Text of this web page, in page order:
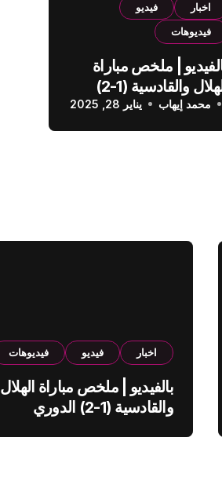
اخبار
فيديو
فيديوهات
| ملخص مباراة
الهلال والقادسية (1-2)
الدوري السعودي
محمد إيهاب يناير 28, 2025
اخبار فيديو فيديوهات
بالفيديو | ملخص مباراة الهلال
والقادسية (1-2) الدوري